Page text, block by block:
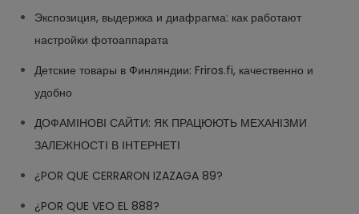
Экспозиция, выдержка и диафрагма: как работают
настройки фотоаппарата
Детские товары в Финляндии: Friros.fi, качественно и
удобно
ДОФАМІНОВІ САЙТИ: ЯК ПРАЦЮЮТЬ МЕХАНІЗМИ
ЗАЛЕЖНОСТІ В ІНТЕРНЕТІ
¿POR QUE CERRARON IZAZAGA 89?
¿POR QUE VEO EL 888?